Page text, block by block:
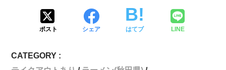
ポスト シェア はてブ LINE
CATEGORY :